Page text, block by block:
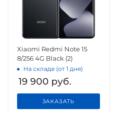
Xiaomi Redmi Note 15
8/256 4G Black (2)
На складе (от 1 дня)
19 900 руб.
ЗАКАЗАТЬ